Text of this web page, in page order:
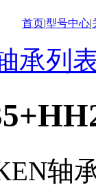
首页|型号中心|
承列
轴